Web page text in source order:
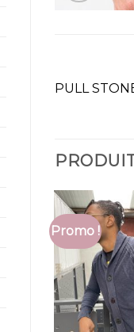
PULL
Promo !